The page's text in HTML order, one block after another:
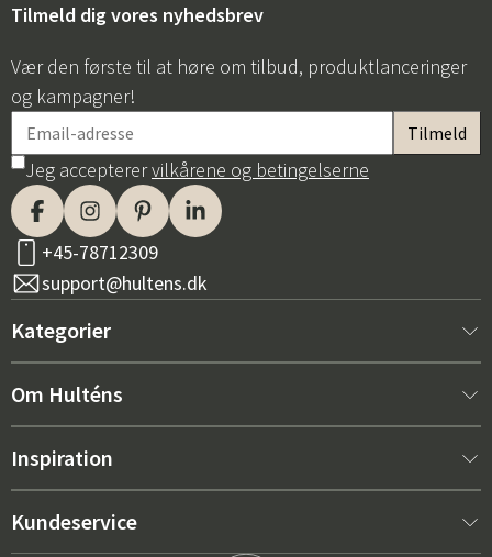
Tilmeld dig vores nyhedsbrev
Vær den første til at høre om tilbud, produktlanceringer
og kampagner!
Jeg accepterervilkårene og betingelserne
+45-78712309
support@hultens.dk
Kategorier
Nyt hos os
Indretning
Om Hulténs
Om Hulténs
Inspiration
Bestsellere
Kundeservice